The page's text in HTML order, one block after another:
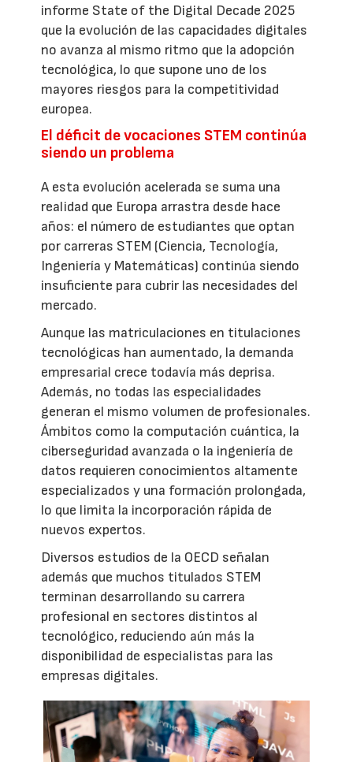
informe State of the Digital Decade 2025
que la evolución de las capacidades digitales
no avanza al mismo ritmo que la adopción
tecnológica, lo que supone uno de los
mayores riesgos para la competitividad
europea.
El déficit de vocaciones STEM continúa
siendo un problema
A esta evolución acelerada se suma una
realidad que Europa arrastra desde hace
años: el número de estudiantes que optan
por carreras STEM (Ciencia, Tecnología,
Ingeniería y Matemáticas) continúa siendo
insuficiente para cubrir las necesidades del
mercado.
Aunque las matriculaciones en titulaciones
tecnológicas han aumentado, la demanda
empresarial crece todavía más deprisa.
Además, no todas las especialidades
generan el mismo volumen de profesionales.
Ámbitos como la computación cuántica, la
ciberseguridad avanzada o la ingeniería de
datos requieren conocimientos altamente
especializados y una formación prolongada,
lo que limita la incorporación rápida de
nuevos expertos.
Diversos estudios de la OECD señalan
además que muchos titulados STEM
terminan desarrollando su carrera
profesional en sectores distintos al
tecnológico, reduciendo aún más la
disponibilidad de especialistas para las
empresas digitales.